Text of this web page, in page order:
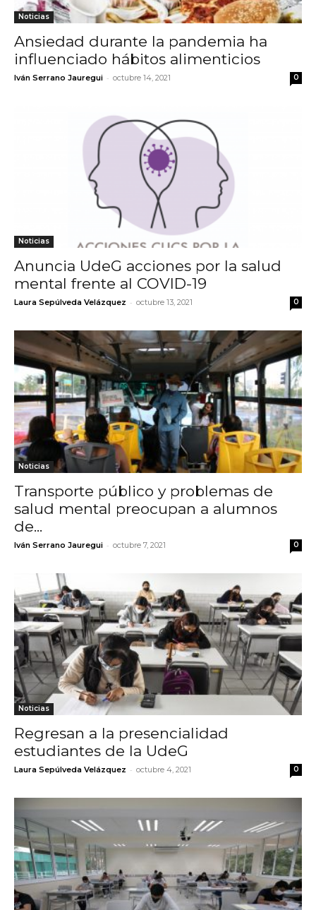
Noticias
Ansiedad durante la pandemia ha
influenciado hábitos alimenticios
Iván Serrano Jauregui - octubre 14, 2021 0
Noticias
Anuncia UdeG acciones por la salud
mental frente al COVID-19
Laura Sepúlveda Velázquez - octubre 13, 2021 0
Noticias
Transporte público y problemas de
salud mental preocupan a alumnos
de...
Iván Serrano Jauregui - octubre 7, 2021 0
Noticias
Regresan a la presencialidad
estudiantes de la UdeG
Laura Sepúlveda Velázquez - octubre 4, 2021 0